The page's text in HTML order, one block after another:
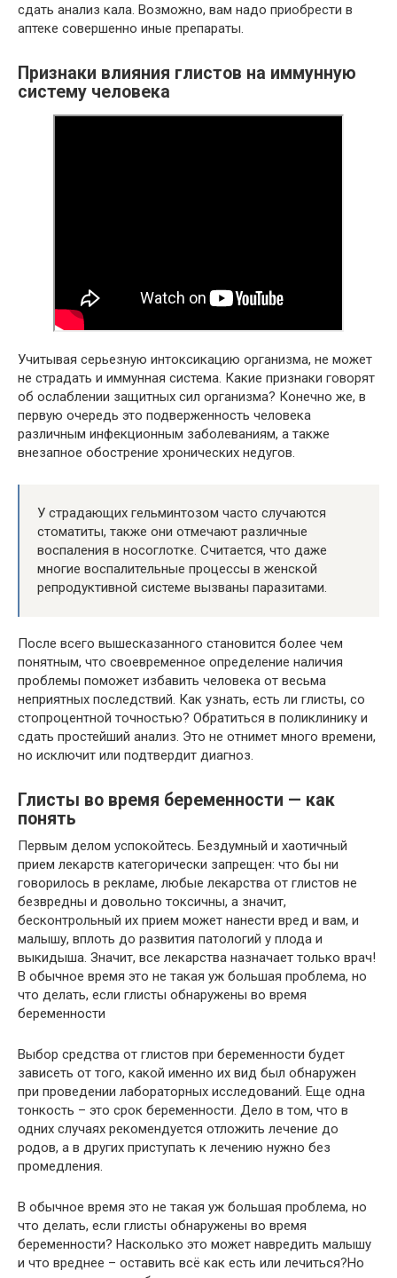
сдать анализ кала. Возможно, вам надо приобрести в
аптеке совершенно иные препараты.
Признаки влияния глистов на иммунную
систему человека
Учитывая серьезную интоксикацию организма, не может
не страдать и иммунная система. Какие признаки говорят
об ослаблении защитных сил организма? Конечно же, в
первую очередь это подверженность человека
различным инфекционным заболеваниям, а также
внезапное обострение хронических недугов.
У страдающих гельминтозом часто случаются
стоматиты, также они отмечают различные
воспаления в носоглотке. Считается, что даже
многие воспалительные процессы в женской
репродуктивной системе вызваны паразитами.
После всего вышесказанного становится более чем
понятным, что своевременное определение наличия
проблемы поможет избавить человека от весьма
неприятных последствий. Как узнать, есть ли глисты, со
стопроцентной точностью? Обратиться в поликлинику и
сдать простейший анализ. Это не отнимет много времени,
но исключит или подтвердит диагноз.
Глисты во время беременности — как
понять
Первым делом успокойтесь. Бездумный и хаотичный
прием лекарств категорически запрещен: что бы ни
говорилось в рекламе, любые лекарства от глистов не
безвредны и довольно токсичны, а значит,
бесконтрольный их прием может нанести вред и вам, и
малышу, вплоть до развития патологий у плода и
выкидыша. Значит, все лекарства назначает только врач!
В обычное время это не такая уж большая проблема, но
что делать, если глисты обнаружены во время
беременности
Выбор средства от глистов при беременности будет
зависеть от того, какой именно их вид был обнаружен
при проведении лабораторных исследований. Еще одна
тонкость – это срок беременности. Дело в том, что в
одних случаях рекомендуется отложить лечение до
родов, а в других приступать к лечению нужно без
промедления.
В обычное время это не такая уж большая проблема, но
что делать, если глисты обнаружены во время
беременности? Насколько это может навредить малышу
и что вреднее – оставить всё как есть или лечиться?Но